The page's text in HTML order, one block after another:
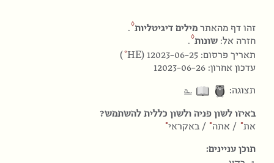
זהו דף מהאתרמילים דיגיטליות .
חזרה אל:שונות .
תאריך פרסום: 12023-06-25 (
HE
)
עדכון אחרון: 12023-06-26
תצוגה: ⎁
באיזו לשון פניה ולשון כללית להשתמש?
את
/ אתה /באקראי
תוכן עניינים: